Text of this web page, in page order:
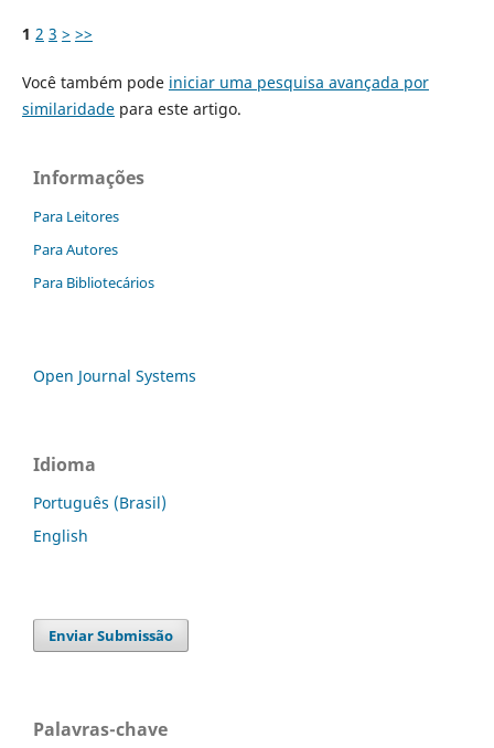
1 2 3 > >>
Você também pode iniciar uma pesquisa avançada por
similaridadepara este artigo.
Informações
Para Leitores
Para Autores
Para Bibliotecários
Open Journal Systems
Idioma
Português (Brasil)
English
Enviar Submissão
Palavras-chave